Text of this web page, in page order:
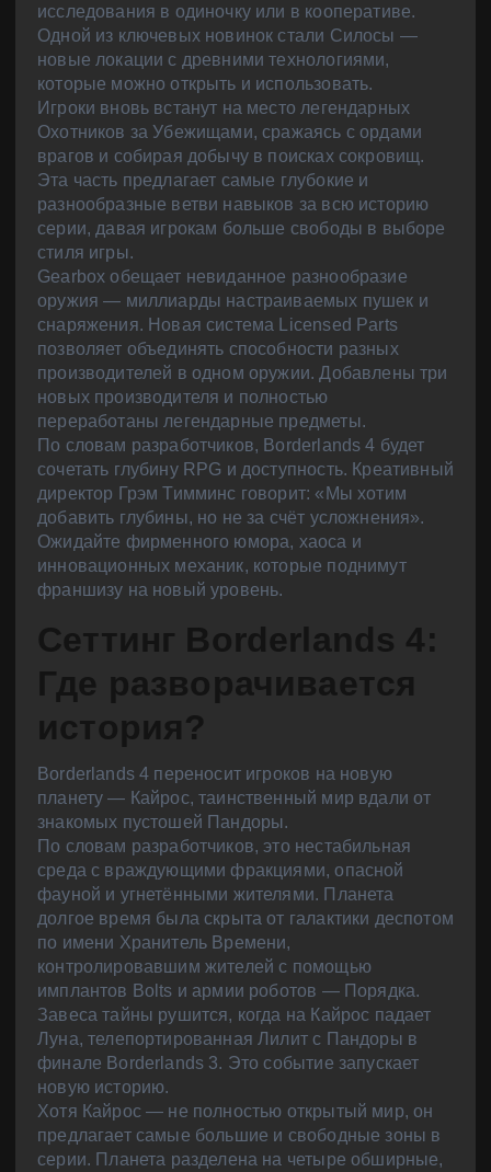
исследования в одиночку или в кооперативе.
Одной из ключевых новинок стали Силосы —
новые локации с древними технологиями,
которые можно открыть и использовать.
Игроки вновь встанут на место легендарных
Охотников за Убежищами, сражаясь с ордами
врагов и собирая добычу в поисках сокровищ.
Эта часть предлагает самые глубокие и
разнообразные ветви навыков за всю историю
серии, давая игрокам больше свободы в выборе
стиля игры.
Gearbox обещает невиданное разнообразие
оружия — миллиарды настраиваемых пушек и
снаряжения. Новая система Licensed Parts
позволяет объединять способности разных
производителей в одном оружии. Добавлены три
новых производителя и полностью
переработаны легендарные предметы.
По словам разработчиков, Borderlands 4 будет
сочетать глубину RPG и доступность. Креативный
директор Грэм Тимминс говорит: «Мы хотим
добавить глубины, но не за счёт усложнения».
Ожидайте фирменного юмора, хаоса и
инновационных механик, которые поднимут
франшизу на новый уровень.
Сеттинг Borderlands 4:
Где разворачивается
история?
Borderlands 4 переносит игроков на новую
планету — Кайрос, таинственный мир вдали от
знакомых пустошей Пандоры.
По словам разработчиков, это нестабильная
среда с враждующими фракциями, опасной
фауной и угнетёнными жителями. Планета
долгое время была скрыта от галактики деспотом
по имени Хранитель Времени,
контролировавшим жителей с помощью
имплантов Bolts и армии роботов — Порядка.
Завеса тайны рушится, когда на Кайрос падает
Луна, телепортированная Лилит с Пандоры в
финале Borderlands 3. Это событие запускает
новую историю.
Хотя Кайрос — не полностью открытый мир, он
предлагает самые большие и свободные зоны в
серии. Планета разделена на четыре обширные,